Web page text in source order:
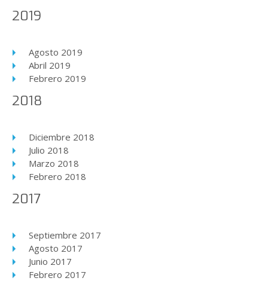
2019
Agosto 2019
Abril 2019
Febrero 2019
2018
Diciembre 2018
Julio 2018
Marzo 2018
Febrero 2018
2017
Septiembre 2017
Agosto 2017
Junio 2017
Febrero 2017